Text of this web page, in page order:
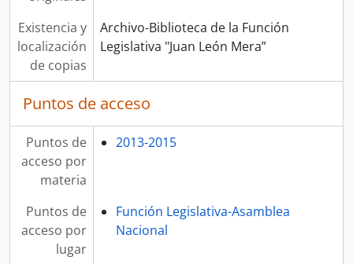
Existencia y
localización
de copias
Archivo-Biblioteca de la Función
Legislativa "Juan León Mera”
Puntos de acceso
Puntos de
acceso por
materia
2013-2015
Puntos de
acceso por
lugar
Función Legislativa-Asamblea
Nacional